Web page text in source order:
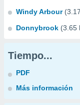
Windy Arbour
Donnybrook (3.65
Tiempo...
PDF
Más información